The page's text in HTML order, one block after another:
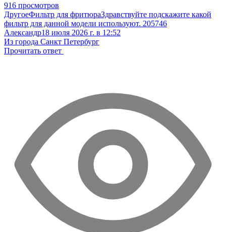
916 просмотров
ДругоеФильтр для фритюраЗдравствуйте подскажите какой
фильтр для данной модели используют. 205746
Александр18 июля 2026 г. в 12:52
Из города Санкт Петербург
Прочитать ответ